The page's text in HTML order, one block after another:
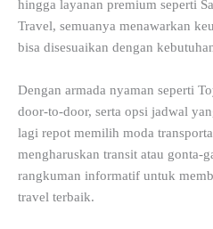
hingga layanan premium seperti
Travel, semuanya menawarkan
bisa disesuaikan dengan
Dengan armada nyaman seperti
door-to-door, serta opsi jadwal
lagi repot memilih moda
mengharuskan transit atau gonta-
rangkuman informatif untuk
travel terbaik.